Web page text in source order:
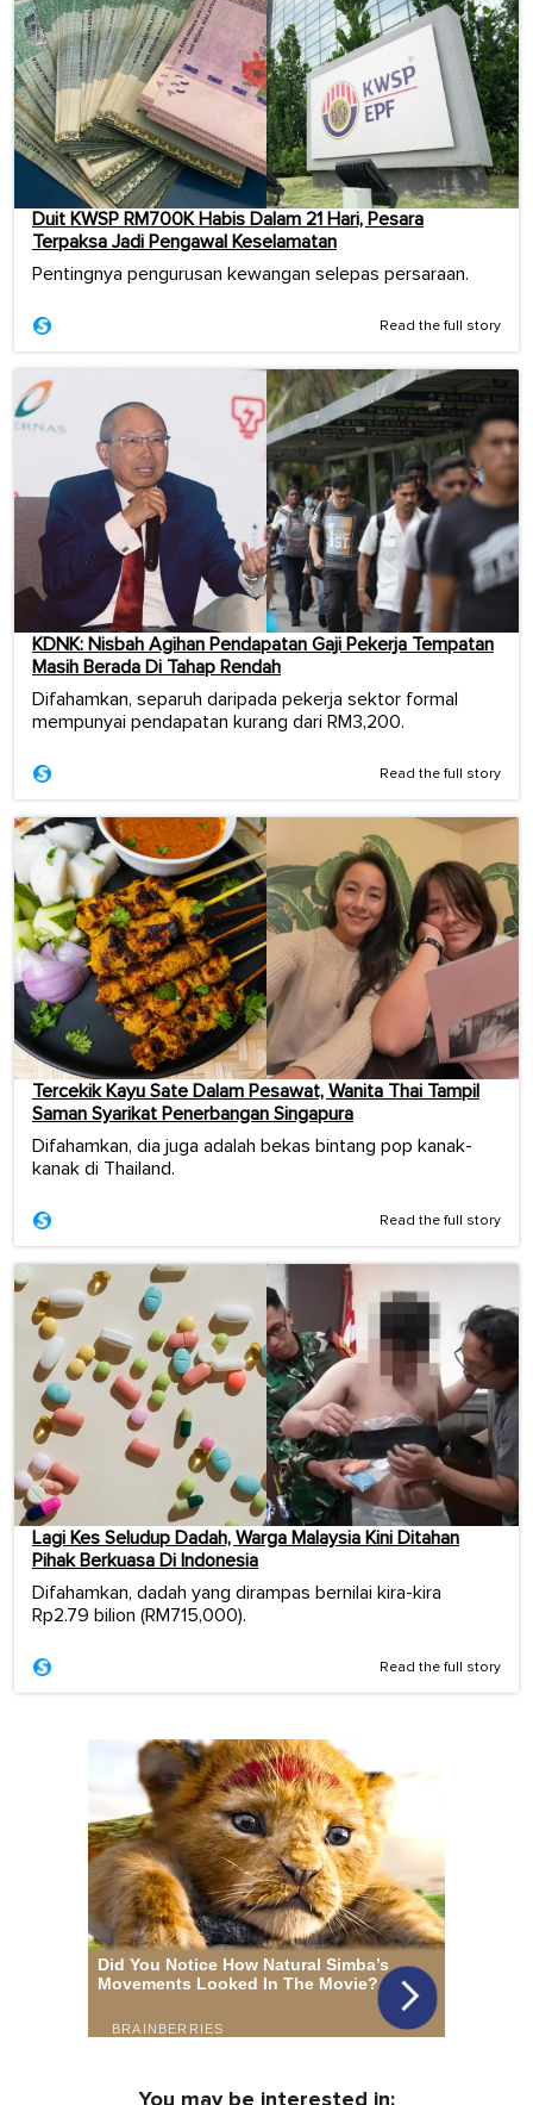
Duit KWSP RM700K Habis Dalam 21 Hari, Pesara
Terpaksa Jadi Pengawal Keselamatan
Pentingnya pengurusan kewangan selepas persaraan.
Read the full story
KDNK: Nisbah Agihan Pendapatan Gaji Pekerja Tempatan
Masih Berada Di Tahap Rendah
Difahamkan, separuh daripada pekerja sektor formal
mempunyai pendapatan kurang dari RM3,200.
Read the full story
Tercekik Kayu Sate Dalam Pesawat, Wanita Thai Tampil
Saman Syarikat Penerbangan Singapura
Difahamkan, dia juga adalah bekas bintang pop kanak-
kanak di Thailand.
Read the full story
Lagi Kes Seludup Dadah, Warga Malaysia Kini Ditahan
Pihak Berkuasa Di Indonesia
Difahamkan, dadah yang dirampas bernilai kira-kira
Rp2.79 bilion (RM715,000).
Read the full story
You may be interested in: